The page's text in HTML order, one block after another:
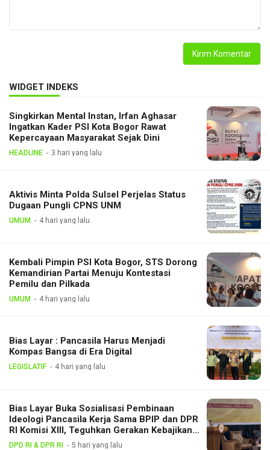
WIDGET INDEKS
Singkirkan Mental Instan, Irfan Aghasar
Ingatkan Kader PSI Kota Bogor Rawat
Kepercayaan Masyarakat Sejak Dini
HEADLINE 3 hari yang lalu
Aktivis Minta Polda Sulsel Perjelas Status
Dugaan Pungli CPNS UNM
UMUM 4 hari yang lalu
Kembali Pimpin PSI Kota Bogor, STS Dorong
Kemandirian Partai Menuju Kontestasi
Pemilu dan Pilkada
UMUM 4 hari yang lalu
Bias Layar : Pancasila Harus Menjadi
Kompas Bangsa di Era Digital
LEGISLATIF 4 hari yang lalu
Bias Layar Buka Sosialisasi Pembinaan
Ideologi Pancasila Kerja Sama BPIP dan DPR
RI Komisi XIII, Teguhkan Gerakan Kebajikan
Pancasila di Tengah Masyarakat
DPD RI & DPR RI 5 hari yang lalu